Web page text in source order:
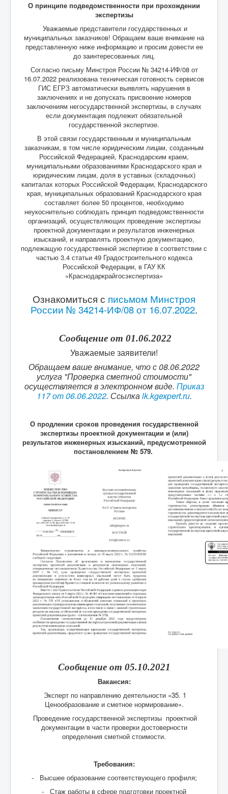
О принципе подведомственности при прохождении
экспертизы
Уважаемые представители государственных и
муниципальных заказчиков! Обращаем ваше внимание на
представленную ниже информацию и просим довести ее
до заинтересованных лиц.
Согласно письму Минстроя России № 34214-ИФ/08 от
16.07.2022 реализована техническая готовность сервисов
ГИС ЕГРЗ автоматически выявлять нарушения в
заключениях и не допускать присвоение номеров
заключениям негосударственной экспертизы, в случаях
если документация подлежит обязательной
государственной экспертизе.
В этой связи государственным и муниципальным
заказчикам, в том числе юридическим лицам, созданным
Российской Федерацией, Краснодарским краем,
муниципальными образованиями Краснодарского края и
юридическим лицам, доля в уставных (складочных)
капиталах которых Российской Федерации, Краснодарского
края, муниципальных образований Краснодарского края
составляет более 50 процентов, необходимо
неукоснительно соблюдать принцип подведомственности
организаций, осуществляющих проведение экспертизы
проектной документации и результатов инженерных
изысканий, и направлять проектную документацию,
подлежащую государственной экспертизе в соответствии с
частью 3.4 статьи 49 Градостроительного кодекса
Российской Федерации, в ГАУ КК
«Краснодаркрайгосэкспертиза»
Ознакомиться с письмом Минстроя
России № 34214-ИФ/08 от 16.07.2022.
Сообщение от 01.06.2022
Уважаемые заявители!
Обращаем ваше внимание, что с 08.06.2022
услуга "Проверка сметной стоимости"
осуществляется в электронном виде. Приказ
117 от 06.06.2022. Ссылкаlk.kgexpert.ru.
О продлении сроков проведения государственной
экспертизы проектной документации и (или)
результатов инженерных изысканий, предусмотренной
постановлением № 579.
Сообщение от 05.10.2021
Вакансия:
Эксперт по направлению деятельности «35. 1
Ценообразование и сметное нормирование».
Проведение государственной экспертизы проектной
документации в части проверки достоверности
определения сметной стоимости.
Требования:
- Высшее образование соответствующего профиля;
- Стаж работы в сфере подготовки проектной